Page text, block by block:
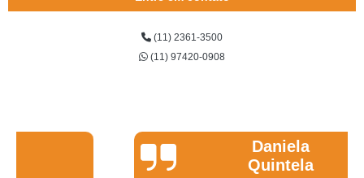
(11) 2361-3500
(11) 97420-0908
Daniela
Quintela